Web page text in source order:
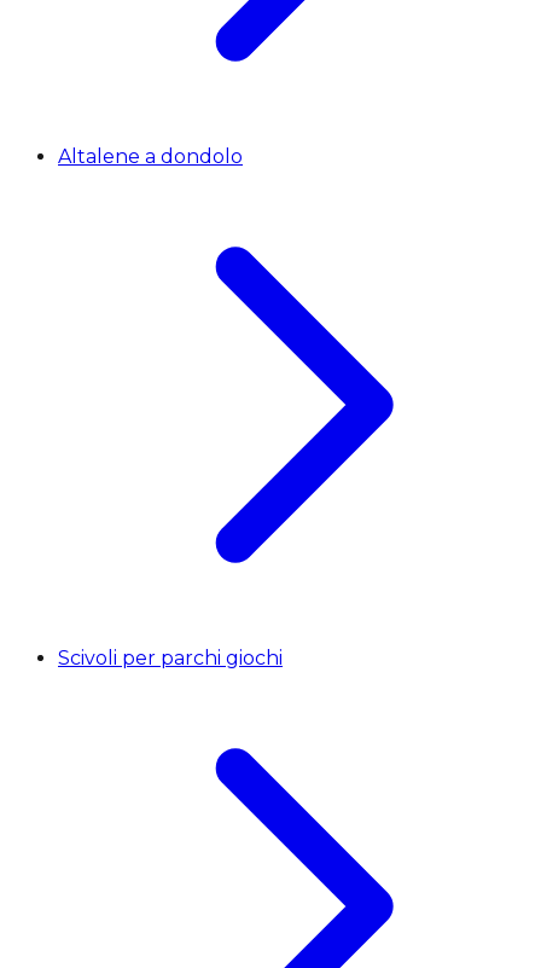
Altalene a dondolo
Scivoli per parchi giochi